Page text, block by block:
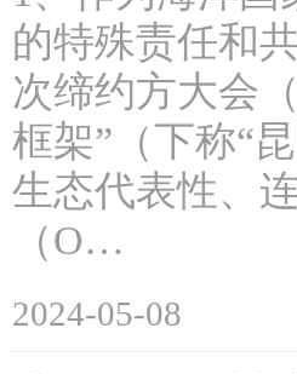
的特殊责任和
次缔约方大会
框架”（下称“
生态代表性、
（O…
2024-05-08